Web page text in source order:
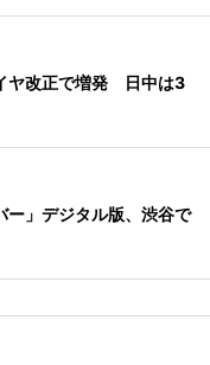
ヤ改正で増発 日中は3
ー」デジタル版、渋谷で